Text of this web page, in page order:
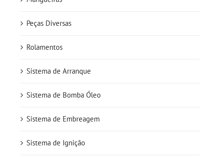
Peças Diversas
Rolamentos
Sistema de Arranque
Sistema de Bomba Óleo
Sistema de Embreagem
Sistema de Ignição